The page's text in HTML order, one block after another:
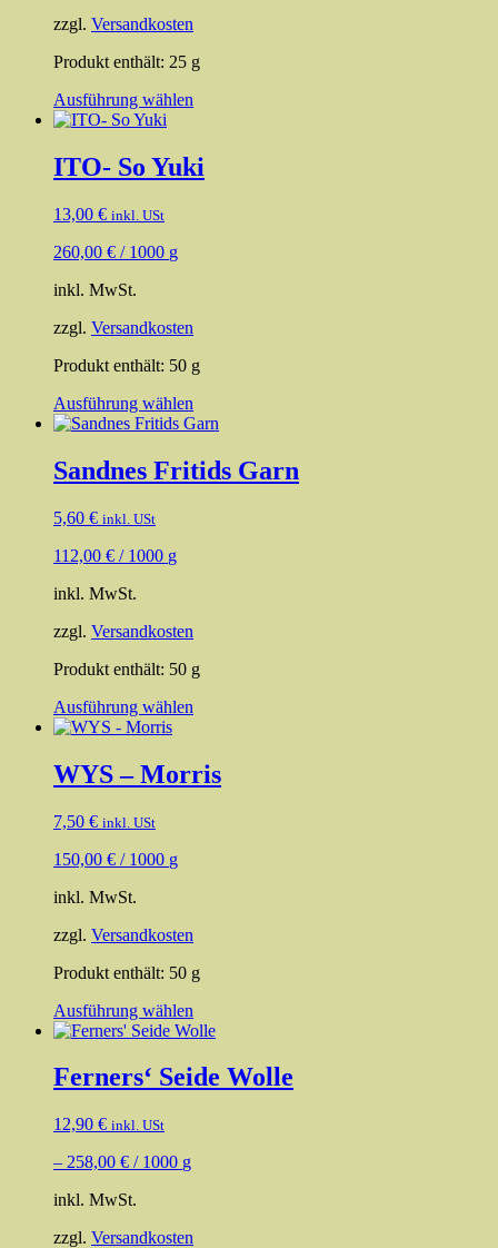
gewählt
werden
zzgl. Versandkosten
Produkt enthält: 25 g
Ausführung wählen
mehrere
Varianten
gewählt
werden
ITO- So Yuki
13,00 € inkl. USt
260,00 € / 1000 g
inkl. MwSt.
zzgl. Versandkosten
Produkt enthält: 50 g
Ausführung wählen
Produkt
mehrere
Varianten
gewählt
werden
Sandnes Fritids Garn
5,60 € inkl. USt
112,00 € / 1000 g
inkl. MwSt.
zzgl. Versandkosten
Produkt enthält: 50 g
Ausführung wählen
mehrere
Varianten
gewählt
werden
WYS – Morris
7,50 € inkl. USt
150,00 € / 1000 g
inkl. MwSt.
zzgl. Versandkosten
Produkt enthält: 50 g
Ausführung wählen
Produkt
mehrere
Varianten
Ferners‘ Seide Wolle
12,90 € inkl. USt
– 258,00 € / 1000 g
inkl. MwSt.
zzgl. Versandkosten